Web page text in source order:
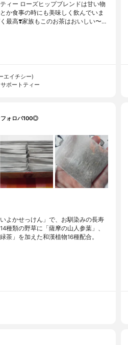
ィー ローズヒップブレンドは甘い物
か食事の時にも美味しく飲んでいま
最高❣️家族もこのお茶はおいしい〜…
エイチシー)
ポートティー
ォロバ100◎
いよかせっけん」で、お馴染みの長寿
種類の野草に「薩摩の山人参葉」、
茶」を加えた和漢植物16種配合。